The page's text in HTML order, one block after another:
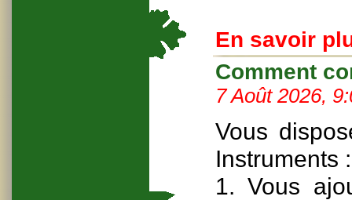
En savoir
Comment
7 Août 2026,
Vous
Instruments :
1. Vous